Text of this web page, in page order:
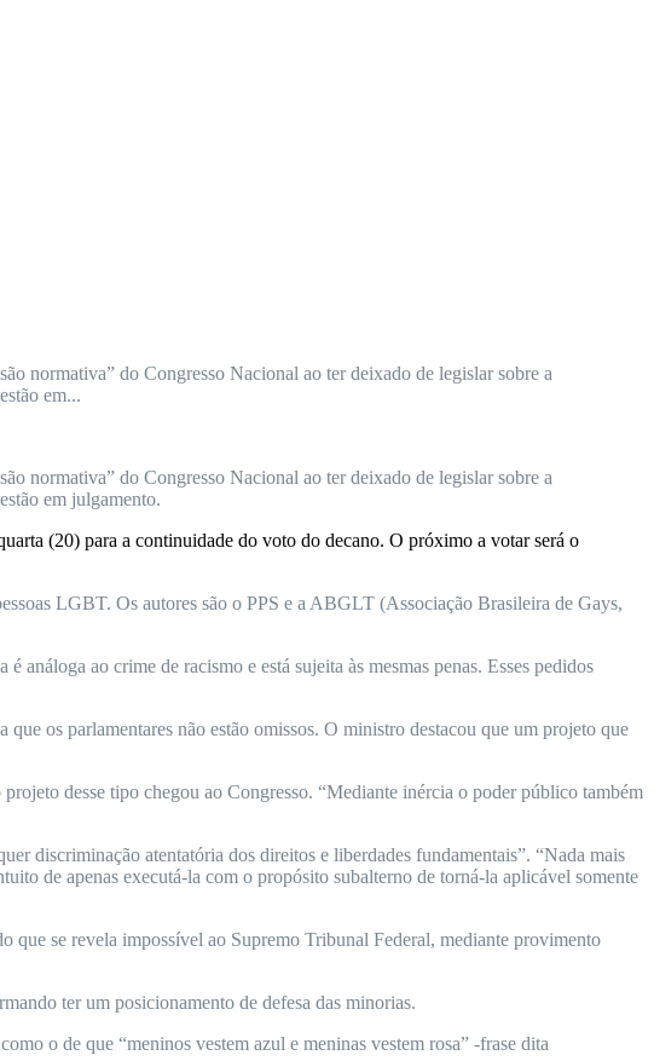
normativa” do Congresso Nacional ao ter deixado de legislar sobre a
em...
normativa” do Congresso Nacional ao ter deixado de legislar sobre a
em julgamento.
(20) para a continuidade do voto do decano. O próximo a votar será o
LGBT. Os autores são o PPS e a ABGLT (Associação Brasileira de Gays,
ao crime de racismo e está sujeita às mesmas penas. Esses pedidos
os parlamentares não estão omissos. O ministro destacou que um projeto que
desse tipo chegou ao Congresso. “Mediante inércia o poder público também
discriminação atentatória dos direitos e liberdades fundamentais”. “Nada mais
de apenas executá-la com o propósito subalterno de torná-la aplicável somente
que se revela impossível ao Supremo Tribunal Federal, mediante provimento
ter um posicionamento de defesa das minorias.
o de que “meninos vestem azul e meninas vestem rosa” -frase dita